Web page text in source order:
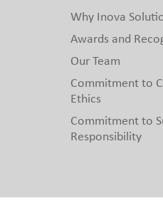
Why Inova
Awards and
Our Team
Commitment to
Ethics
Commitment to
Responsibility